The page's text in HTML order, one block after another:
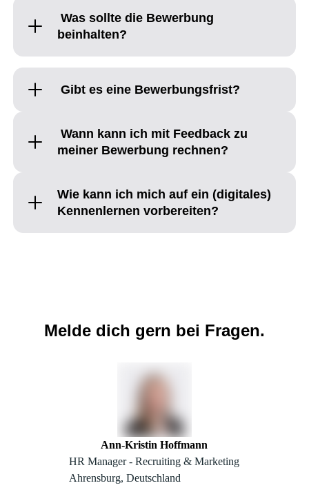
Was sollte die Bewerbung
beinhalten?
Gibt es eine Bewerbungsfrist?
Wann kann ich mit Feedback zu
meiner Bewerbung rechnen?
Wie kann ich mich auf ein (digitales)
Kennenlernen vorbereiten?
Melde dich gern bei Fragen.
Ann-Kristin Hoffmann
HR Manager - Recruiting & Marketing
Ahrensburg, Deutschland